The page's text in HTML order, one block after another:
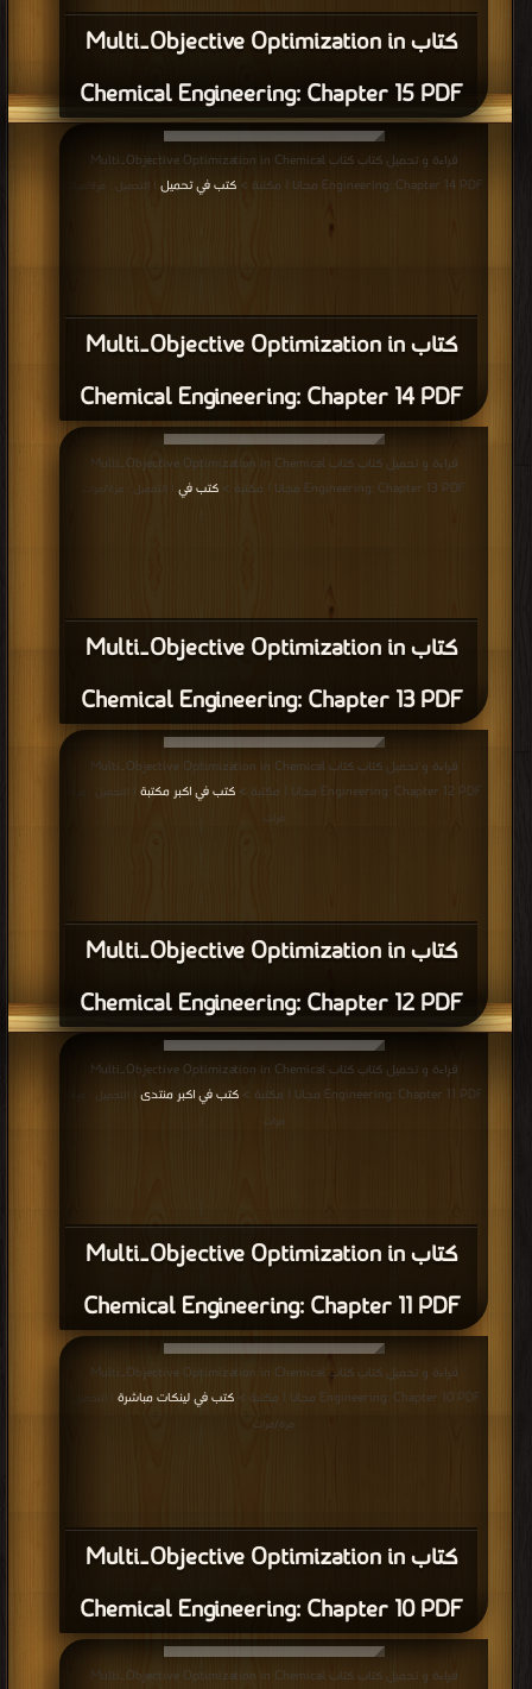
كتاب Multi‐Objective Optimization in
Chemical Engineering: Chapter 15 PDF
كتاب Multi‐Objective Optimization in
Chemical Engineering: Chapter 14 PDF
قراءة و تحميل كتاب كتاب Multi‐Objective Optimization in Chemical
Engineering: Chapter 14 PDF مجانا | مكتبة >
كتب في تحميل | التحميل : مرة/مرات
كتاب Multi‐Objective Optimization in
Chemical Engineering: Chapter 13 PDF
قراءة و تحميل كتاب كتاب Multi‐Objective Optimization in Chemical
Engineering: Chapter 13 PDF مجانا | مكتبة >
كتب في | التحميل : مرة/مرات
كتاب Multi‐Objective Optimization in
Chemical Engineering: Chapter 12 PDF
قراءة و تحميل كتاب كتاب Multi‐Objective Optimization in Chemical
Engineering: Chapter 12 PDF مجانا | مكتبة >
كتب في اكبر مكتبة
| التحميل : مرة/
مرات
كتاب Multi‐Objective Optimization in
Chemical Engineering: Chapter 11 PDF
قراءة و تحميل كتاب كتاب Multi‐Objective Optimization in Chemical
Engineering: Chapter 11 PDF مجانا | مكتبة >
كتب في اكبر منتدى
| التحميل : مرة/
مرات
كتاب Multi‐Objective Optimization in
Chemical Engineering: Chapter 10 PDF
قراءة و تحميل كتاب كتاب Multi‐Objective Optimization in Chemical
Engineering: Chapter 10 PDF مجانا | مكتبة >
كتب في لينكات مباشرة
| التحميل :
مرة/مرات
قراءة و تحميل كتاب كتاب Multi‐Objective Optimization in Chemical